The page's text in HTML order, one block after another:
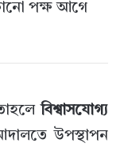
পক্ষ আগে
বিশ্বাসযোগ্য
উপস্থাপন